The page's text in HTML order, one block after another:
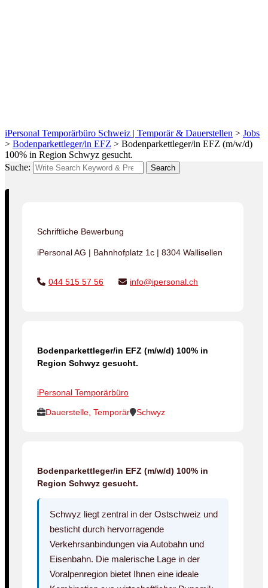
iPersonal Temporärbüro Schweiz | Temporär & Dauerstellen > Jobs
> Bodenparkettleger/in EFZ > Bodenparkettleger/in EFZ (m/w/d)
100% in Region Schwyz gesucht.
Suche:
Search
Schriftliche Bewerbung
iPersonal AG | Bahnhofplatz 1c | 8304 Wallisellen
044 515 57 56 info@ipersonal.ch
Bodenparkettleger/in EFZ (m/w/d) 100% in
Region Schwyz gesucht.
iPersonal Temporärbüro
Dauerstelle, Temporär Schwyz
Bodenparkettleger/in EFZ (m/w/d) 100% in
Region Schwyz gesucht.
Schwyz liegt zentral in der Ostschweiz und
besticht durch hervorragende
Verkehrsanbindungen via Autobahn und
Eisenbahn. Die malerische Lage in der
Voralpenregion bietet Ihnen eine ideale